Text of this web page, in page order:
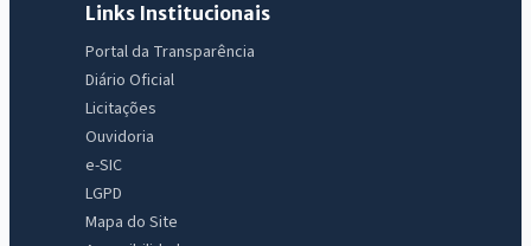
Links Institucionais
Portal da Transparência
Diário Oficial
Licitações
Ouvidoria
e-SIC
LGPD
Mapa do Site